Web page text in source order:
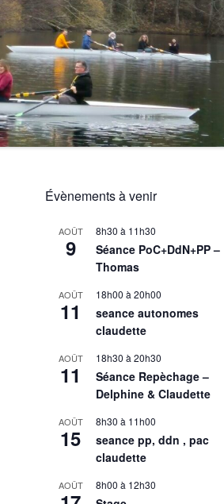
RÉGLEMENT DE LA FFA
MENTIONS LÉGALES
PARTENAIRES
Évènements à venir
AOÛT
9
8h30 à 11h30
Séance PoC+DdN+PP –
Thomas
AOÛT
11
18h00 à 20h00
seance autonomes
claudette
AOÛT
11
18h30 à 20h30
Séance Repèchage –
Delphine & Claudette
AOÛT
15
8h30 à 11h00
seance pp, ddn , pac
claudette
AOÛT 8h00 à 12h30